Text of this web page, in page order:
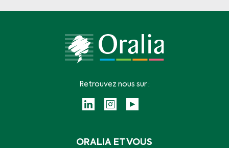
ORALIA ET VOUS
Retrouvez nous sur :